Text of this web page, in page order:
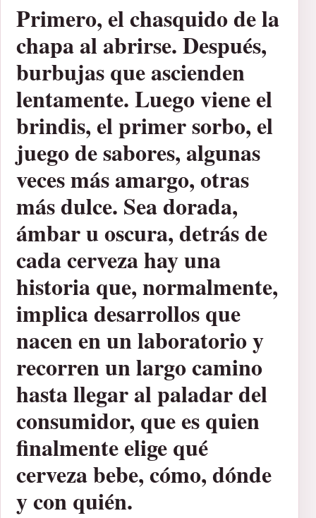
Primero, el chasquido de la
chapa al abrirse. Después,
burbujas que ascienden
lentamente. Luego viene el
brindis, el primer sorbo, el
juego de sabores, algunas
veces más amargo, otras
más dulce. Sea dorada,
ámbar u oscura, detrás de
cada cerveza hay una
historia que, normalmente,
implica desarrollos que
nacen en un laboratorio y
recorren un largo camino
hasta llegar al paladar del
consumidor, que es quien
finalmente elige qué
cerveza bebe, cómo, dónde
y con quién.